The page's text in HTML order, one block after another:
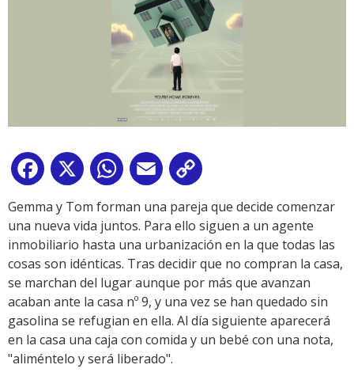
Facebook
X WhatsApp
Email
Link
Gemma y Tom forman una pareja que decide comenzar
una nueva vida juntos. Para ello siguen a un agente
inmobiliario hasta una urbanización en la que todas las
cosas son idénticas. Tras decidir que no compran la casa,
se marchan del lugar aunque por más que avanzan
acaban ante la casa nº 9, y una vez se han quedado sin
gasolina se refugian en ella. Al día siguiente aparecerá
en la casa una caja con comida y un bebé con una nota,
"aliméntelo y será liberado".